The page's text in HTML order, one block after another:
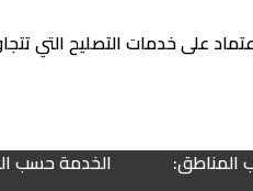
على خدمات التصليح التي
المناطق:
الخدمة حسب